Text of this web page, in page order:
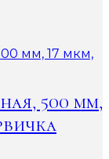
500 мм,